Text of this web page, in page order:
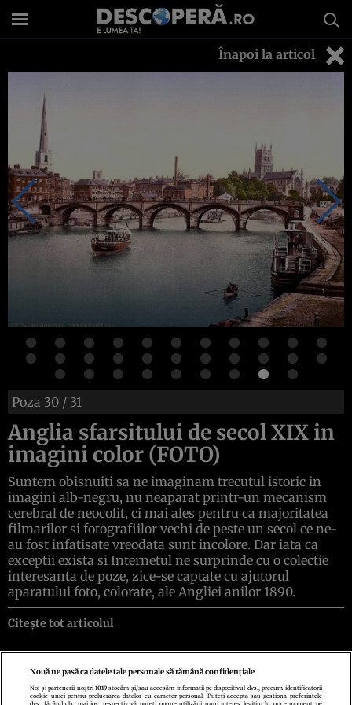
Înapoi la articol
Poza 30 / 31
Anglia sfarsitului de secol XIX in
imagini color (FOTO)
Suntem obisnuiti sa ne imaginam trecutul istoric in
imagini alb-negru, nu neaparat printr-un mecanism
cerebral de neocolit, ci mai ales pentru ca majoritatea
filmarilor si fotografiilor vechi de peste un secol ce ne-
au fost infatisate vreodata sunt incolore. Dar iata ca
exceptii exista si Internetul ne surprinde cu o colectie
interesanta de poze, zice-se captate cu ajutorul
aparatului foto, colorate, ale Angliei anilor 1890.
Citește tot articolul
Politica de confidenţialitate Politica de cookiesTermeni şi condiţii
Nouă ne pasă ca datele tale personale să rămână confidențiale
Noi și partenerii noștri1019 stocăm și/sau accesăm informații pe dispozitivul dvs., precum identificatorii
cookie unici pentru prelucrarea datelor cu caracter personal. Puteți accepta sau gestiona preferințele
dvs. făcând clic mai jos, respectiv vă puteți opune utilizării unui interes legitim în orice moment pe